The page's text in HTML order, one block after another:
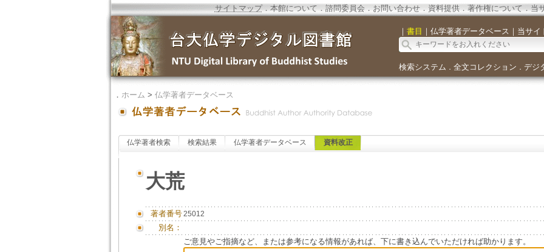
サイトマップ．本館について．諮問委員会． お問い合わせ． 資料提供．著作権について．当
｜ 書目 ｜ 仏学著者データベース ｜ 当サイ
検索システム ． 全文コレクション ． デジ
． ホーム > 仏学著者データベース
仏学著者検索 検索結果 仏学著者データベース 資料改正
大荒
著者番号25012
別名：
ご意見やご指摘など、または参考になる情報があれば、下に書き込んでいただければ助かります。